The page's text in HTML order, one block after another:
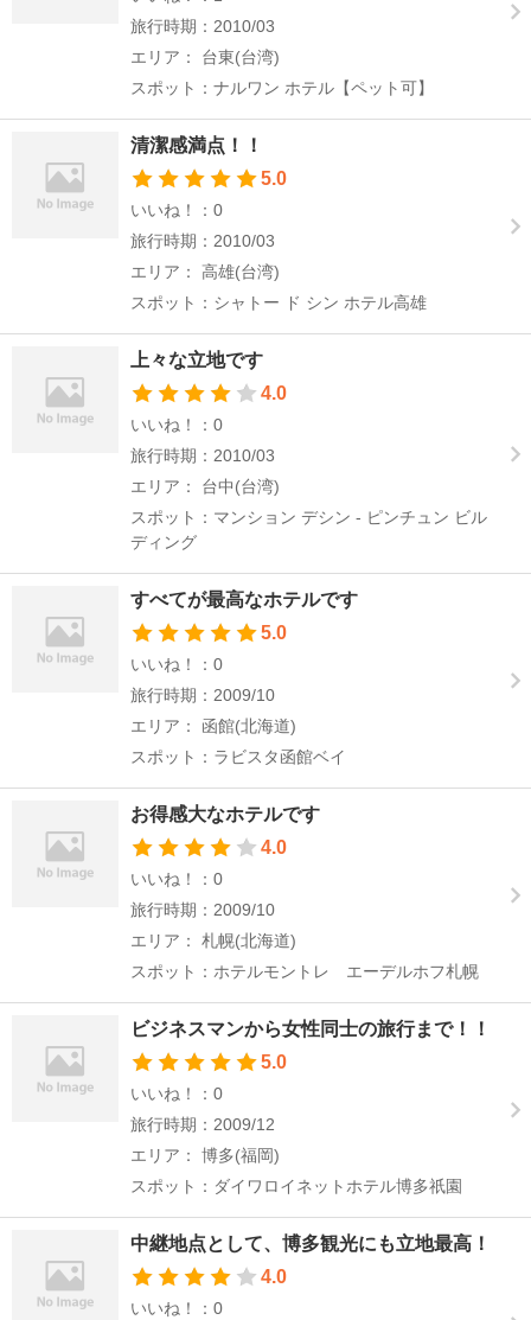
旅行時期：2010/03
エリア： 台東(台湾)
スポット：ナルワン ホテル【ペット可】
清潔感満点！！
5.0
いいね！：0
旅行時期：2010/03
エリア： 高雄(台湾)
スポット：シャトー ド シン ホテル高雄
上々な立地です
4.0
いいね！：0
旅行時期：2010/03
エリア： 台中(台湾)
スポット：マンション デシン - ピンチュン ビル
ディング
すべてが最高なホテルです
5.0
いいね！：0
旅行時期：2009/10
エリア： 函館(北海道)
スポット：ラビスタ函館ベイ
お得感大なホテルです
4.0
いいね！：0
旅行時期：2009/10
エリア： 札幌(北海道)
スポット：ホテルモントレ エーデルホフ札幌
ビジネスマンから女性同士の旅行まで！！
5.0
いいね！：0
旅行時期：2009/12
エリア： 博多(福岡)
スポット：ダイワロイネットホテル博多祇園
中継地点として、博多観光にも立地最高！
4.0
いいね！：0